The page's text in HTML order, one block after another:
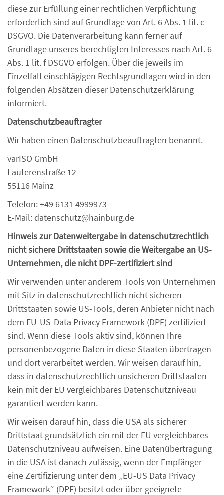
diese zur Erfüllung einer rechtlichen Verpflichtung
erforderlich sind auf Grundlage von Art. 6 Abs. 1 lit. c
DSGVO. Die Datenverarbeitung kann ferner auf
Grundlage unseres berechtigten Interesses nach Art. 6
Abs. 1 lit. f DSGVO erfolgen. Über die jeweils im
Einzelfall einschlägigen Rechtsgrundlagen wird in den
folgenden Absätzen dieser Datenschutzerklärung
informiert.
Datenschutz­beauftragter
Wir haben einen Datenschutzbeauftragten benannt.
varISO GmbH
Lauterenstraße 12
55116 Mainz
Telefon: +49 6131 4999973
E-Mail: datenschutz@hainburg.de
Hinweis zur Datenweitergabe in datenschutzrechtlich
nicht sichere Drittstaaten sowie die Weitergabe an US-
Unternehmen, die nicht DPF-zertifiziert sind
Wir verwenden unter anderem Tools von Unternehmen
mit Sitz in datenschutzrechtlich nicht sicheren
Drittstaaten sowie US-Tools, deren Anbieter nicht nach
dem EU-US-Data Privacy Framework (DPF) zertifiziert
sind. Wenn diese Tools aktiv sind, können Ihre
personenbezogene Daten in diese Staaten übertragen
und dort verarbeitet werden. Wir weisen darauf hin,
dass in datenschutzrechtlich unsicheren Drittstaaten
kein mit der EU vergleichbares Datenschutzniveau
garantiert werden kann.
Wir weisen darauf hin, dass die USA als sicherer
Drittstaat grundsätzlich ein mit der EU vergleichbares
Datenschutzniveau aufweisen. Eine Datenübertragung
in die USA ist danach zulässig, wenn der Empfänger
eine Zertifizierung unter dem „EU-US Data Privacy
Framework“ (DPF) besitzt oder über geeignete